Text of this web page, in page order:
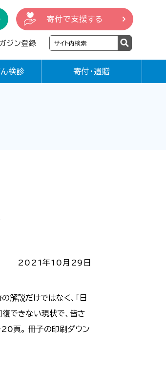
寄付で支援する
ジン登録
ん検診 寄付・遺贈
2021年10月29日
解説だけではなく、「日
できない現状で、皆さ
20頁。 冊子の印刷ダウン